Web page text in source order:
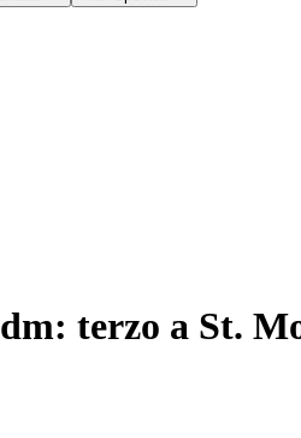
terzo a St.